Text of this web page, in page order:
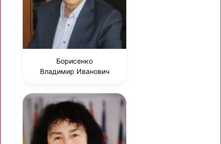
Борисенко
Владимир Иванович